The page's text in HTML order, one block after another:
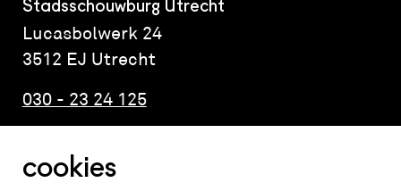
Stadsschouwburg Utrecht
Lucasbolwerk 24
3512 EJ Utrecht
030 - 23 24 125
Altijd weten wat er speelt?
cookies